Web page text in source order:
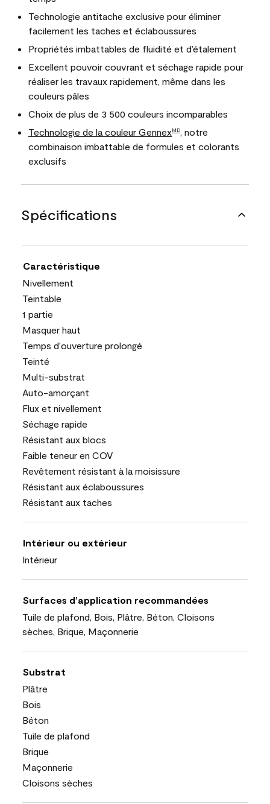
Technologie antitache exclusive pour éliminer
facilement les taches et éclaboussures
Propriétés imbattables de fluidité et d’étalement
Excellent pouvoir couvrant et séchage rapide pour
réaliser les travaux rapidement, même dans les
couleurs pâles
Choix de plus de 3 500 couleurs incomparables
Technologie de la couleur GennexMD
, notre
combinaison imbattable de formules et colorants
exclusifs
Spécifications
Caractéristique
Nivellement
Teintable
1 partie
Masquer haut
Temps d'ouverture prolongé
Teinté
Multi-substrat
Auto-amorçant
Flux et nivellement
Séchage rapide
Résistant aux blocs
Faible teneur en COV
Revêtement résistant à la moisissure
Résistant aux éclaboussures
Résistant aux taches
Intérieur ou extérieur
Intérieur
Surfaces d’application recommandées
Tuile de plafond, Bois, Plâtre, Béton, Cloisons
sèches, Brique, Maçonnerie
Substrat
Plâtre
Bois
Béton
Tuile de plafond
Brique
Maçonnerie
Cloisons sèches